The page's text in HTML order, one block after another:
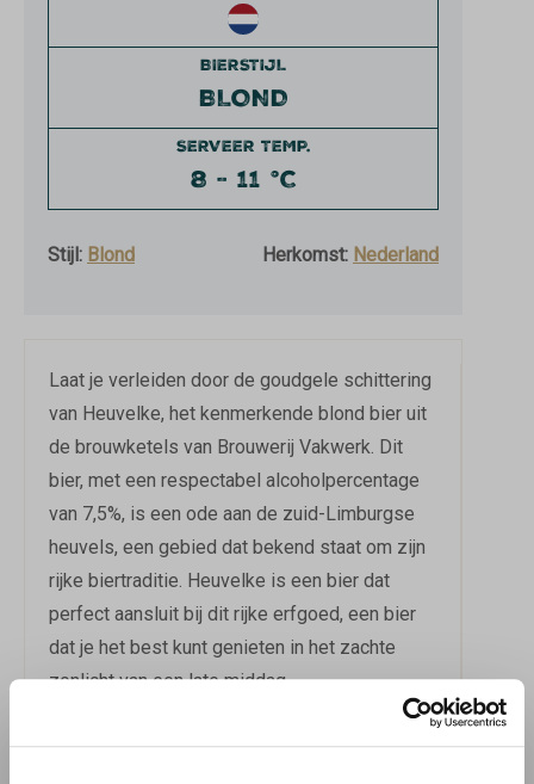
BIERSTIJL
BLOND
SERVEER TEMP.
8 - 11 °C
Stijl: Blond Herkomst: Nederland
Laat je verleiden door de goudgele schittering
van Heuvelke, het kenmerkende blond bier uit
de brouwketels van Brouwerij Vakwerk. Dit
bier, met een respectabel alcoholpercentage
van 7,5%, is een ode aan de zuid-Limburgse
heuvels, een gebied dat bekend staat om zijn
rijke biertraditie. Heuvelke is een bier dat
perfect aansluit bij dit rijke erfgoed, een bier
dat je het best kunt genieten in het zachte
zonlicht van een late middag.
Heuvelke is een blond bier met een